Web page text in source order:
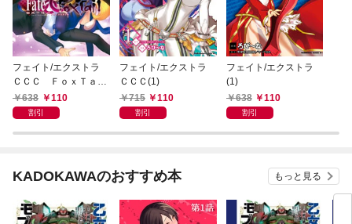
フェイト/エクストラ
ＣＣＣ ＦｏｘＴａｉ
ｌ(1)
638 110
割引
フェイト/エクストラ
ＣＣＣ(1)
715
110
割引
フェイト/エクストラ
(1)
638
110
割引
KADOKAWAのおすすめ本 もっと見る